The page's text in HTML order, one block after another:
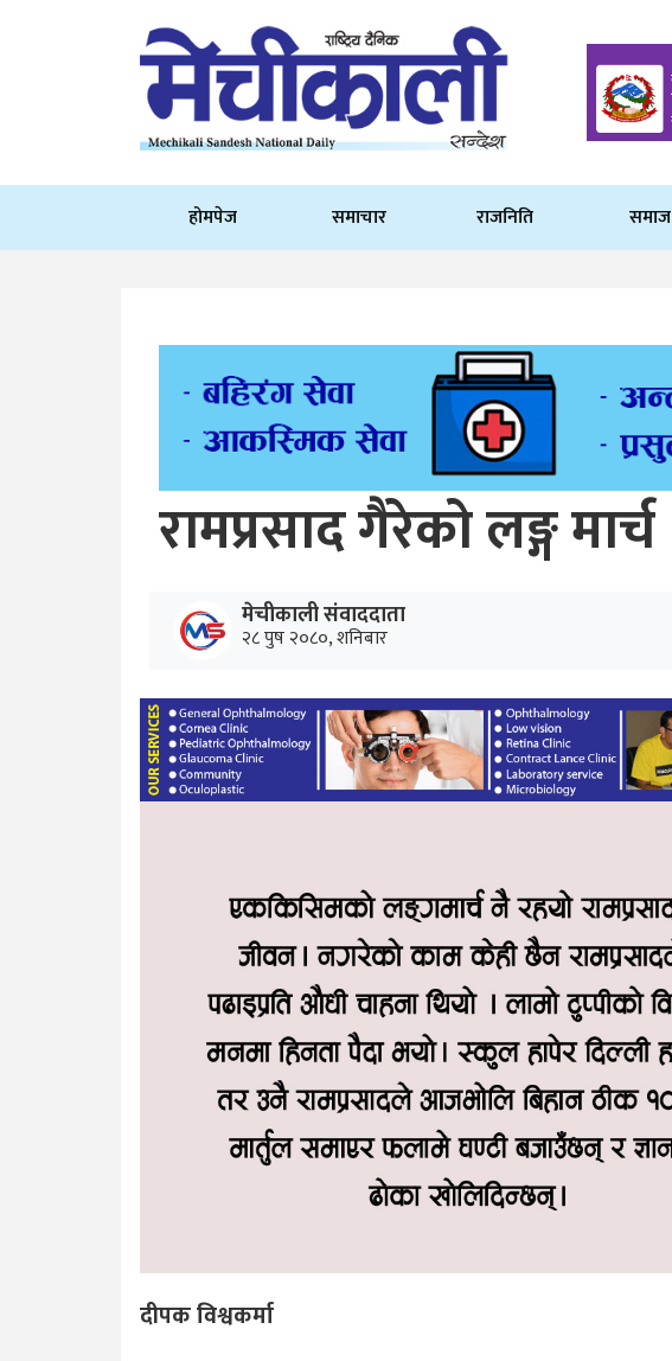
होमपेज समाचार राजनिति समाज
रामप्रसाद गैरेको लङ्ग मार्च
मेचीकाली संवाददाता
२८ पुष २०८०, शनिबार
दीपक विश्वकर्मा